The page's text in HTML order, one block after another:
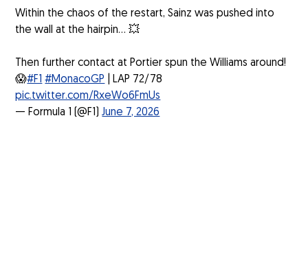
Within the chaos of the restart, Sainz was pushed into
the wall at the hairpin... 💥
Then further contact at Portier spun the Williams around!
😱#F1 #MonacoGP | LAP 72/78
pic.twitter.com/RxeWo6FmUs
— Formula 1 (@F1)June 7, 2026